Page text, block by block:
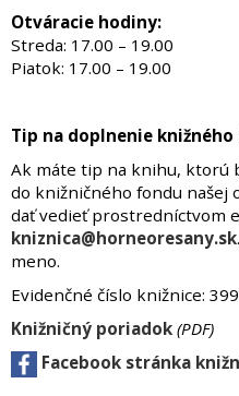
Otváracie hodiny:
Streda: 17.00 – 19.00
Piatok: 17.00 – 19.00
Tip na doplnenie
Ak máte tip na knihu, ktorú
do knižničného fondu našej
dať vedieť prostredníctvom
kniznica@horneoresany.sk
meno.
Evidenčné číslo knižnice:
Knižničný poriadok (PDF)
Facebook stránka